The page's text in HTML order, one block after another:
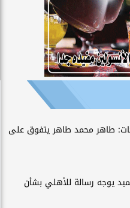
طاهر محمد طاهر يتفوق على
يوجه رسالة للأهلي بشأن